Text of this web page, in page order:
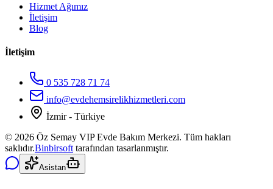
Hizmet Ağımız
İletişim
Blog
İletişim
0 535 728 71 74
info@evdehemsirelikhizmetleri.com
İzmir - Türkiye
© 2026 Öz Semay VIP Evde Bakım Merkezi. Tüm hakları
saklıdır.Binbirsoft tarafından tasarlanmıştır.
Asistan